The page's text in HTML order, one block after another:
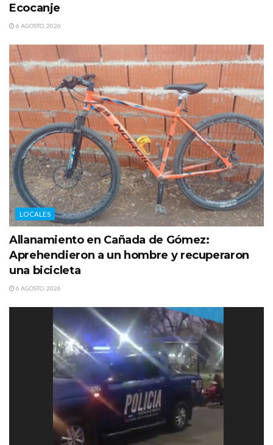
Ecocanje
6 AGOSTO, 2026
LOCALES
Allanamiento en Cañada de Gómez:
Aprehendieron a un hombre y recuperaron
una bicicleta
6 AGOSTO, 2026